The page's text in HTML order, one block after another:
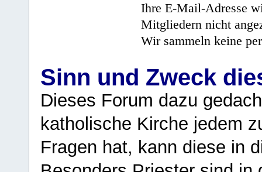
Ihre E-Mail-Adresse
Mitgliedern nicht
Wir sammeln keine
Sinn und Zweck
Dieses Forum dazu
katholische Kirche jedem
Fragen hat, kann diese in